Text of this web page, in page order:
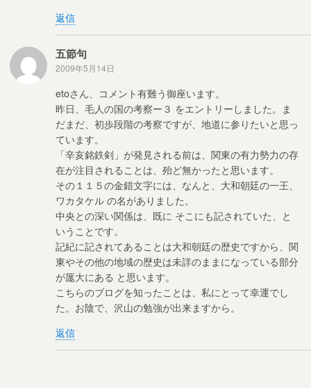
返信
五節句
2009年5月14日
etoさん、コメント有難う御座います。
昨日、毛人の国の考察ー３ をエントリーしました。ま
だまだ、初歩段階の考察ですが、地道に参りたいと思っ
ています。
「辛亥銘鉄剣」が発見される前は、関東の有力勢力の存
在が注目されることは、殆ど無かったと思います。
その１１５の金錯文字には、なんと、大和朝廷の一王、
ワカタケル の名がありました。
中央との深い関係は、既に そこにも記されていた、と
いうことです。
記紀に記されてあることは大和朝廷の歴史ですから、関
東やその他の地域の歴史は未詳のままになっている部分
が厖大にある と思います。
こちらのブログを知ったことは、私にとって幸運でし
た。お陰で、沢山の勉強が出来ますから。
返信